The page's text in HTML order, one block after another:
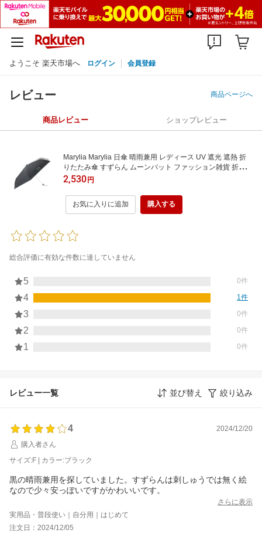
ようこそ 楽天市場へ ログイン 会員登録
レビュー 商品ページへ
商品レビュー ショップレビュー
Marylia Marylia 日傘 晴雨兼用 レディース UV 遮光 遮熱 折
りたたみ傘 すずらん ムーンバット ファッション雑貨 折りた
たみ傘 ブラック ブルー グリーン
2,530円
お気に入りに追加 購入する
総合評価に有効な件数に達していません
5 0件
4 1件
3 0件
2 0件
1 0件
レビュー一覧 並び替え 絞り込み
4
2024/12/20
購入者さん
サイズ:F | カラー:ブラック
黒の晴雨兼用を探していました。すずらんは刺しゅうでは無く絵
なので少々安っぽいですがかわいいです。
さらに表示
実用品・普段使い｜自分用｜はじめて
注文日：2024/12/05